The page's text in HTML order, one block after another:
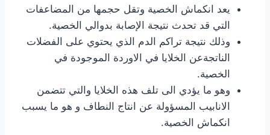
يعد انكماش الخصية وتقل حجمها من المضاعفات
التي قد تحدث نتيجة الإصابة بدوالي الخصية.
وذلك نتيجة تراكم الدم الذي يحتوي على الفضلات
الناتجةعن الخلايا في الاوردة الموجودة في
الخصية.
وهو ما يؤدي الى تلف هذه الخلايا والتي تتضمن
الانابيب المسؤولة عن انتاج النطاف و هو ما يسبب
انكماش الخصية.